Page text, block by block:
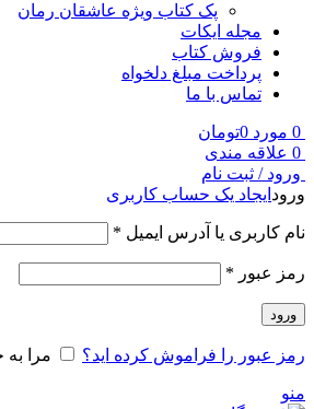
پک کتاب ویژه عاشقان رمان
مجله ایکات
فروش کتاب
پرداخت مبلغ دلخواه
تماس با ما
0 مورد 0تومان
0 علاقه مندی
ورود / ثبت نام
ورود ایجاد یک حساب کاربری
نام کاربری یا آدرس ایمیل *
رمز عبور *
ورود
رمز عبور را فراموش کرده اید؟ مرا به
منو